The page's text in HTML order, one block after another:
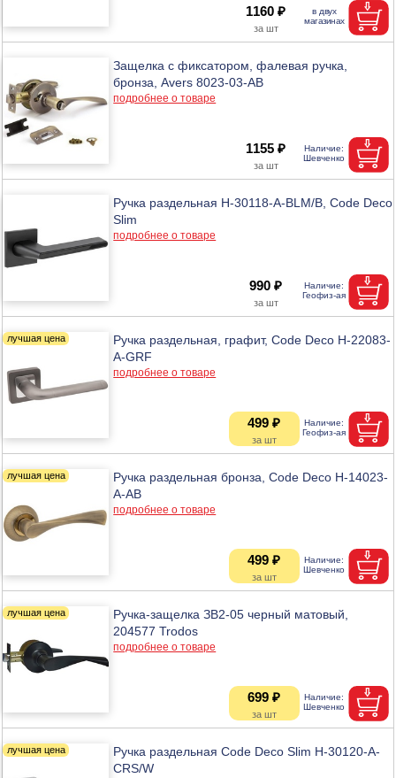
1160 ₽
Защелка с фиксатором, фалевая ручка,
бронза, Avers 8023-03-АВ
подробнее о товаре
1155 ₽
Ручка раздельная H-30118-A-BLM/B, Code Deco
Slim
подробнее о товаре
990 ₽
Ручка раздельная, графит, Code Deco H-22083-
A-GRF
подробнее о товаре
499 ₽
Ручка раздельная бронза, Code Deco H-14023-
A-AB
подробнее о товаре
499 ₽
Ручка-защелка ЗВ2-05 черный матовый,
204577 Trodos
подробнее о товаре
699 ₽
Ручка раздельная Code Deco Slim H-30120-A-
CRS/W